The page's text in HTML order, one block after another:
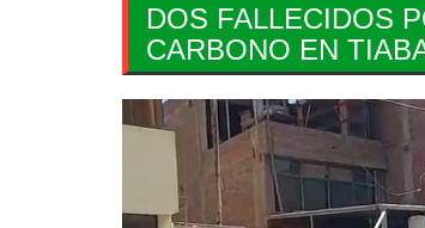
DOS FALLECIDOS
CARBONO EN